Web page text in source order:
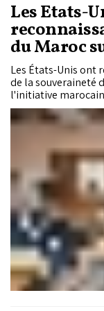
Les États-
du Maroc
Les États-Unis ont
de la souveraineté
l'initiative
d'une solution